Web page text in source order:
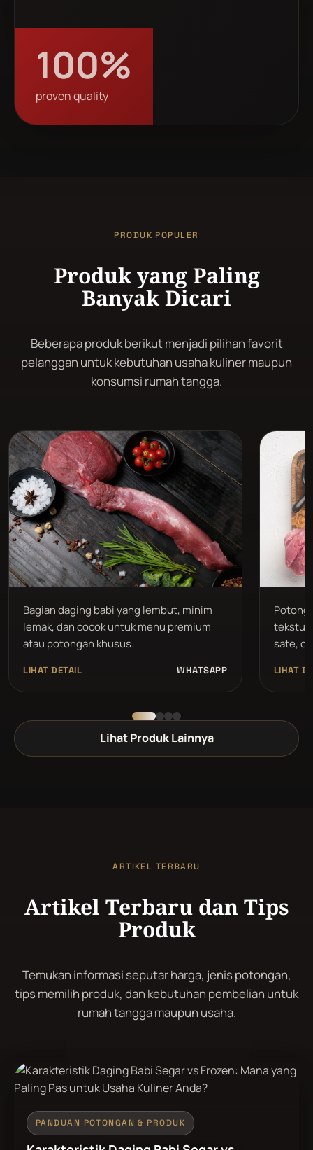
100%
proven quality
PRODUK POPULER
Produk yang Paling
Banyak Dicari
Beberapa produk berikut menjadi pilihan favorit
pelanggan untuk kebutuhan usaha kuliner maupun
konsumsi rumah tangga.
Bagian daging babi yang lembut, minim
lemak, dan cocok untuk menu premium
atau potongan khusus.
LIHAT DETAIL WHATSAPP
tekstur
sate,
LIHAT
Lihat Produk Lainnya
ARTIKEL TERBARU
Artikel Terbaru dan Tips
Produk
Temukan informasi seputar harga, jenis potongan,
tips memilih produk, dan kebutuhan pembelian untuk
rumah tangga maupun usaha.
PANDUAN POTONGAN & PRODUK